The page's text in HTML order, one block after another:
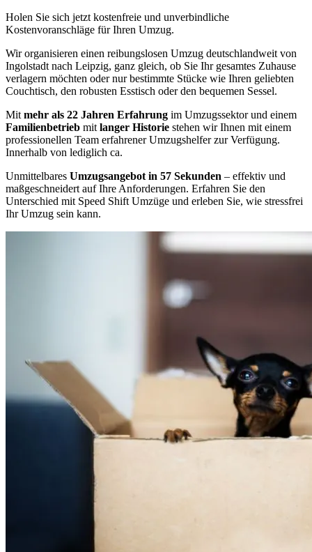
Holen Sie sich jetzt kostenfreie und unverbindliche
Kostenvoranschläge für Ihren Umzug.
Wir organisieren einen reibungslosen Umzug deutschlandweit von
Ingolstadt nach Leipzig, ganz gleich, ob Sie Ihr gesamtes Zuhause
verlagern möchten oder nur bestimmte Stücke wie Ihren geliebten
Couchtisch, den robusten Esstisch oder den bequemen Sessel.
Mit mehr als 22 Jahren Erfahrung im Umzugssektor und einem
Familienbetrieb mit langer Historie stehen wir Ihnen mit einem
professionellen Team erfahrener Umzugshelfer zur Verfügung.
Innerhalb von lediglich ca.
Unmittelbares Umzugsangebot in 57 Sekunden – effektiv und
maßgeschneidert auf Ihre Anforderungen. Erfahren Sie den
Unterschied mit Speed Shift Umzüge und erleben Sie, wie stressfrei
Ihr Umzug sein kann.